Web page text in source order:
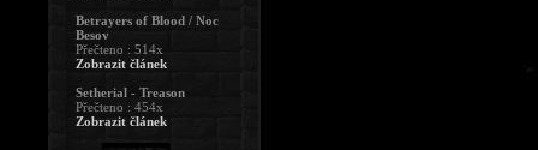
Betrayers of Blood / Noc
Besov
Přečteno : 514x
Zobrazit článek
Setherial - Treason
Přečteno : 454x
Zobrazit článek